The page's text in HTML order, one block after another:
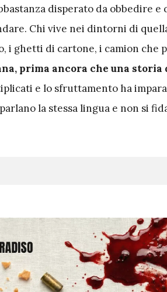
disperato da obbedire e
Chi vive nei dintorni di
i ghetti di cartone, i camion che
prima ancora che una
e lo sfruttamento ha
la stessa lingua e non si